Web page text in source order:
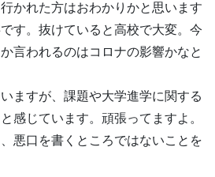
かれた方はおわかりかと思います
す。抜けていると高校で大変。今
言われるのはコロナの影響かなと
ますが、課題や大学進学に関する
感じています。頑張ってますよ。
悪口を書くところではないことを